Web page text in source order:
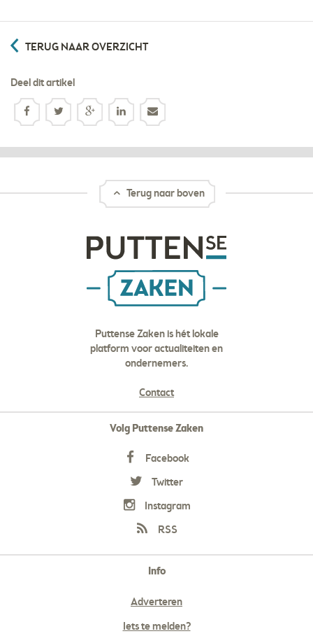
TERUG NAAR OVERZICHT
Deel dit artikel
Terug naar boven
Puttense Zaken is hét lokale
platform voor actualiteiten en
ondernemers.
Contact
Volg Puttense Zaken
Facebook
Twitter
Instagram
RSS
Info
Adverteren
Iets te melden?